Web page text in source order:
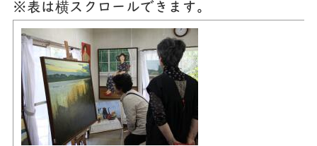
※表は横スクロールできます。